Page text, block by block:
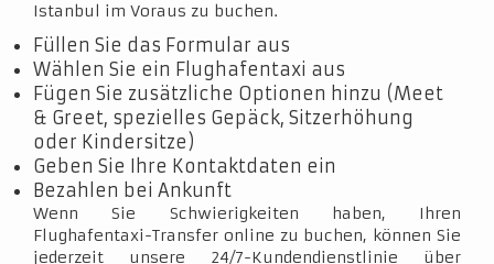
Istanbul im Voraus zu buchen.
Füllen Sie das Formular aus
Wählen Sie ein Flughafentaxi aus
Fügen Sie zusätzliche Optionen hinzu (Meet
& Greet, spezielles Gepäck, Sitzerhöhung
oder Kindersitze)
Geben Sie Ihre Kontaktdaten ein
Bezahlen bei Ankunft
Wenn Sie Schwierigkeiten haben, Ihren
Flughafentaxi-Transfer online zu buchen, können Sie
jederzeit unsere 24/7-Kundendienstlinie über